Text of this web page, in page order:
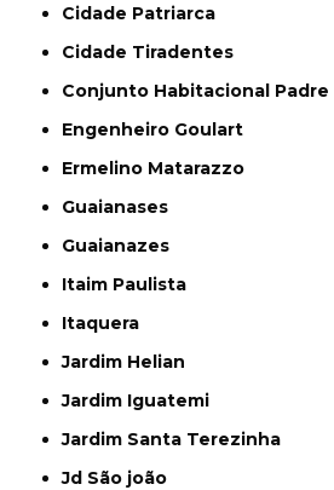
Cidade Patriarca
Cidade Tiradentes
Conjunto Habitacional
Engenheiro Goulart
Ermelino Matarazzo
Guaianases
Guaianazes
Itaim Paulista
Itaquera
Jardim Helian
Jardim Iguatemi
Jardim Santa Terezinha
Jd São joão